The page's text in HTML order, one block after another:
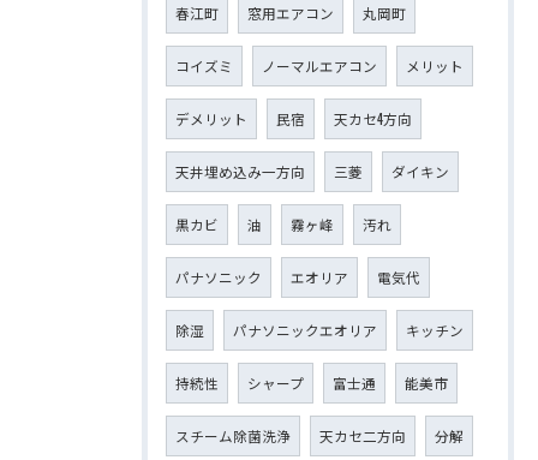
春江町 窓用エアコン 丸岡町
コイズミ ノーマルエアコン メリット
デメリット 民宿 天カセ4方向
天井埋め込み一方向 三菱 ダイキン
黒カビ 油 霧ヶ峰 汚れ
パナソニック エオリア 電気代
除湿 パナソニックエオリア キッチン
持続性 シャープ 富士通 能美市
スチーム除菌洗浄 天カセ二方向 分解